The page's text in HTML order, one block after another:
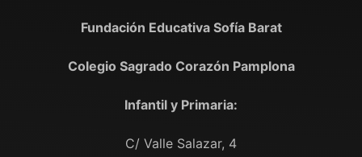
Fundación Educativa Sofía Barat
Colegio Sagrado Corazón Pamplona
Infantil y Primaria:
C/ Valle Salazar, 4